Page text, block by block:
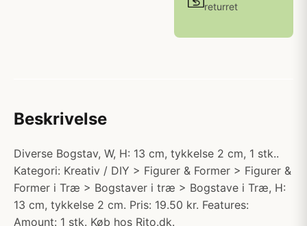
returret
Beskrivelse
Diverse Bogstav, W, H: 13 cm, tykkelse 2 cm, 1 stk..
Kategori: Kreativ / DIY > Figurer & Former > Figurer &
Former i Træ > Bogstaver i træ > Bogstave i Træ, H:
13 cm, tykkelse 2 cm. Pris: 19.50 kr. Features:
Amount: 1 stk. Køb hos Rito.dk.